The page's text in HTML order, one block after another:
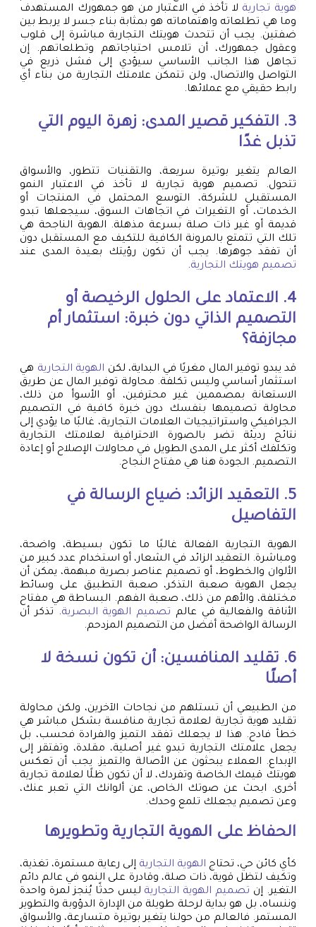
هوية تجارية لا تأخذ في الاعتبار من هو جمهورك المستهدف
وما هي تطلعاته واهتماماته هو بمثابة بناء جسر لا يربط بين
ضفتين. يجب أن تتحدث هويتك التجارية مباشرة إلى قلوب
وعقول جمهورك، أن تلامس احتياجاتهم وتطلعاتهم. إن
تجاهل هذا الجانب الأساسي سيؤدي إلى فشل ذريع في
التواصل والاتصال، ولن تتمكن علامتك التجارية من بناء أي
رابط حقيقي مع عملائها.
3. التفكير قصير المدى: زهرة اليوم التي
تذبل غدًا
العالم يتغير بوتيرة سريعة، والتقنيات تتطور، والأسواق
تتحول. تصميم هوية تجارية لا تأخذ في الاعتبار النمو
المستقبلي للشركة، التوسع المحتمل في المنتجات أو
الخدمات، أو التغيرات في اتجاهات السوق، سيجعلها تبدو
قديمة أو غير ذات صلة بسرعة مذهلة. الهوية الناجحة هي
تلك التي تتمتع بالمرونة الكافية للتكيف مع المستقبل دون
أن تفقد جوهرها. يجب أن تكون رؤيتك بعيدة المدى عند
تصميم هويتك التجارية.
4. الاعتماد على الحلول الرخيصة أو
التصميم الذاتي دون خبرة: استثمار أم
مجازفة؟
قد يبدو توفير المال مغريًا في البداية، لكن الهوية التجارية هي
استثمار أساسي وليس تكلفة. محاولة توفير المال عن طريق
الاستعانة بمصممين غير محترفين، أو الأسوأ من ذلك،
محاولة تصميمها بنفسك دون خبرة كافية في التصميم
الجرافيكي واستراتيجيات العلامات التجارية، غالبًا ما يؤدي إلى
نتائج رديئة تضر بالصورة الاحترافية لعلامتك التجارية
وتكلفك أكثر على المدى الطويل في محاولات الإصلاح أو إعادة
التصميم. الجودة هنا هي مفتاح النجاح.
5. التعقيد الزائد: ضياع الرسالة في
التفاصيل
الهوية التجارية الفعالة غالبًا ما تكون بسيطة، واضحة،
ومباشرة. التعقيد الزائد في الشعار، أو استخدام عدد كبير من
الألوان والخطوط، أو تصميم عناصر بصرية مبهمة، يمكن أن
يجعل الهوية صعبة التذكر، صعبة التطبيق على وسائط
مختلفة، والأهم من ذلك، صعبة الفهم. البساطة هي مفتاح
الأناقة والفعالية في عالم تصميم الهوية البصرية. تذكر أن
الرسالة الواضحة أفضل من التصميم المزدحم.
6. تقليد المنافسين: أن تكون نسخة لا
أصلًا
من الطبيعي أن تستلهم من نجاحات الآخرين، ولكن محاولة
تقليد هوية تجارية لعلامة تجارية منافسة بشكل مباشر هي
خطأ فادح. هذا لا يجعلك تفقد التميز والفرادة فحسب، بل
يجعل علامتك التجارية تبدو غير أصلية، مقلدة، وتفتقر إلى
الإبداع. العملاء يبحثون عن الأصالة والتميز. يجب أن تعكس
هويتك قيمك الخاصة وتفردك، لا أن تكون ظلًا لعلامة تجارية
أخرى. ابحث عن صوتك الخاص، عن ألوانك التي تعبر عنك،
وعن تصميم يجعلك تلمع وحدك.
الحفاظ على الهوية التجارية وتطويرها
كأي كائن حي، تحتاج الهوية التجارية إلى رعاية مستمرة، تغذية،
وتكيف لتظل قوية، ذات صلة، وقادرة على النمو في عالم دائم
التغير. إن تصميم الهوية التجارية ليس حدثًا يُنجز لمرة واحدة
وننساه، بل هو بداية لرحلة طويلة من الإدارة الدؤوبة والتطوير
المستمر. فالعالم من حولنا يتغير بوتيرة متسارعة، والأسواق